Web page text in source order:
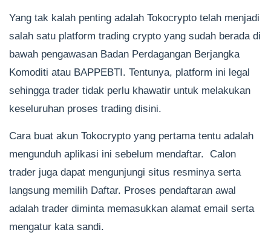
Yang tak kalah penting adalah Tokocrypto telah menjadi
salah satu platform trading crypto yang sudah berada di
bawah pengawasan Badan Perdagangan Berjangka
Komoditi atau BAPPEBTI. Tentunya, platform ini legal
sehingga trader tidak perlu khawatir untuk melakukan
keseluruhan proses trading disini.
Cara buat akun Tokocrypto yang pertama tentu adalah
mengunduh aplikasi ini sebelum mendaftar. Calon
trader juga dapat mengunjungi situs resminya serta
langsung memilih Daftar. Proses pendaftaran awal
adalah trader diminta memasukkan alamat email serta
mengatur kata sandi.